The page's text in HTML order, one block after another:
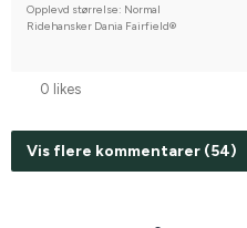
Opplevd størrelse: Normal
Ridehansker Dania Fairfield®
0 likes
Vis flere kommentarer (54)